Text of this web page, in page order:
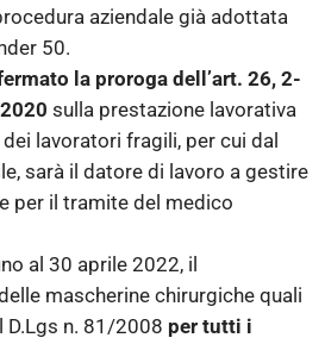
aziendale già adottata
50.
la proroga dell’art. 26, 2-
sulla prestazione lavorativa
lavoratori fragili, per cui dal
sarà il datore di lavoro a gestire
per il tramite del medico
al 30 aprile 2022, il
mascherine chirurgiche quali
D.Lgs n. 81/2008 per tutti i